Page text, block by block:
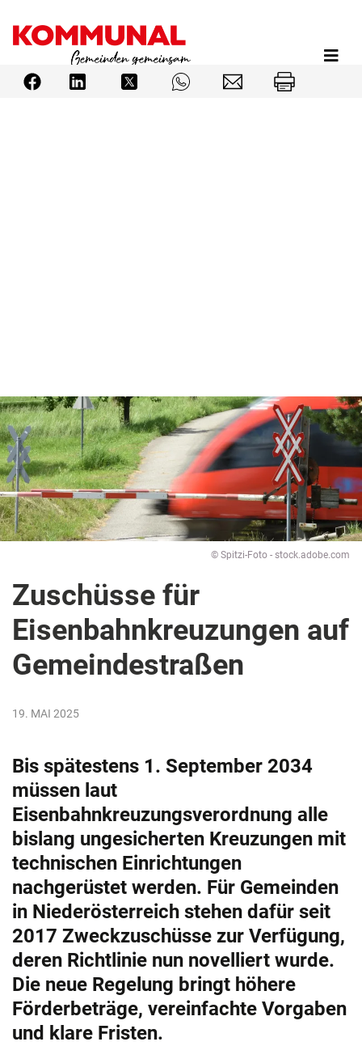
Inhalt
© Spitzi-Foto - stock.adobe.com
Zuschüsse für
Eisenbahnkreuzungen auf
Gemeindestraßen
19. MAI 2025
Bis spätestens 1. September 2034
müssen laut
Eisenbahnkreuzungsverordnung alle
bislang ungesicherten Kreuzungen mit
technischen Einrichtungen
nachgerüstet werden. Für Gemeinden
in Niederösterreich stehen dafür seit
2017 Zweckzuschüsse zur Verfügung,
deren Richtlinie nun novelliert wurde.
Die neue Regelung bringt höhere
Förderbeträge, vereinfachte Vorgaben
und klare Fristen.